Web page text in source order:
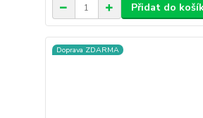
Přidat do
Doprava ZDARMA